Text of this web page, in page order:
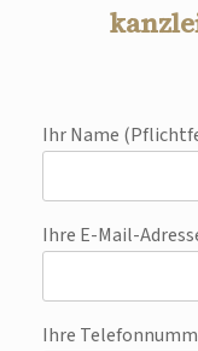
Ihr Name
Ihre E-Mail-
Ihre